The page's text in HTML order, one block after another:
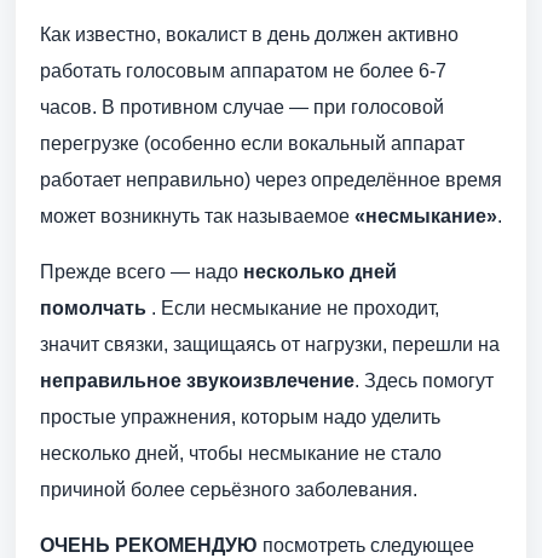
Как известно, вокалист в день должен активно
работать голосовым аппаратом не более 6-7
часов. В противном случае — при голосовой
перегрузке (особенно если вокальный аппарат
работает неправильно) через определённое время
может возникнуть так называемое «несмыкание».
Прежде всего — надо несколько дней
помолчать . Если несмыкание не проходит,
значит связки, защищаясь от нагрузки, перешли на
неправильное звукоизвлечение. Здесь помогут
простые упражнения, которым надо уделить
несколько дней, чтобы несмыкание не стало
причиной более серьёзного заболевания.
ОЧЕНЬ РЕКОМЕНДУЮ посмотреть следующее